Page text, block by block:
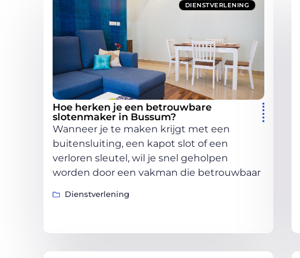
DIENSTVERLENING
Hoe herken je een betrouwbare
slotenmaker in Bussum?
Wanneer je te maken krijgt met een
buitensluiting, een kapot slot of een
verloren sleutel, wil je snel geholpen
worden door een vakman die betrouwbaar
Dienstverlening